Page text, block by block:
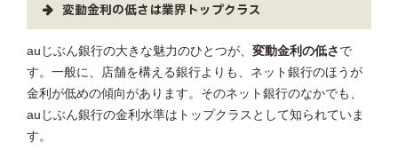
変動金利の低さは業界トップクラス
auじぶん銀行の大きな魅力のひとつが、 変動金利の低さ で
す。一般に、店舗を構える銀行よりも、ネット銀行のほうが
金利が低めの傾向があります。そのネット銀行のなかでも、
auじぶん銀行の金利水準はトップクラスとして知られていま
す。